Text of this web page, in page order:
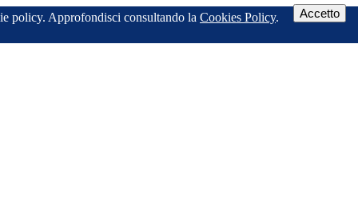
policy. Approfondisci consultando la Cookies Policy.
Accetto